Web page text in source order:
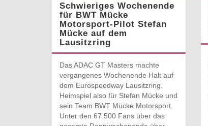
Schwieriges Wochenende
für BWT Mücke
Motorsport-Pilot Stefan
Mücke auf dem
Lausitzring
Das ADAC GT Masters machte
vergangenes Wochenende Halt auf
dem Eurospeedway Lausitzring.
Heimspiel also für Stefan Mücke und
sein Team BWT Mücke Motorsport.
Unter den 67.500 Fans über das